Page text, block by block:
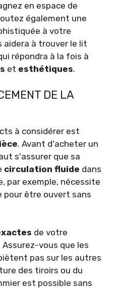
en espace de
également une
à votre
aidera à trouver le lit
répondra à la fois à
et esthétiques.
DE LA
à considérer est
. Avant d'acheter un
s'assurer que sa
circulation fluide dans
par exemple, nécessite
pour être ouvert sans
de votre
vous que les
pas sur les autres
des tiroirs ou du
est possible sans